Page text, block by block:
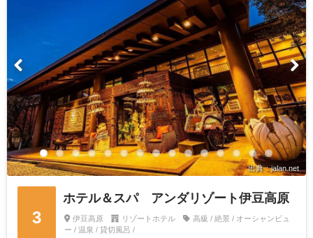
出典：jalan.net
3
ホテル＆スパ アンダリゾート伊豆高原
伊豆高原 リゾートホテル
高級 / 絶景 / オーシャンビュ
ー / 温泉 / 貸切風呂 /